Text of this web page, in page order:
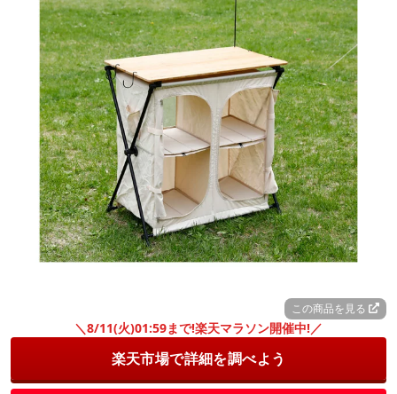
この商品を見る
＼8/11(火)01:59まで!楽天マラソン開催中!／
楽天市場で詳細を調べよう